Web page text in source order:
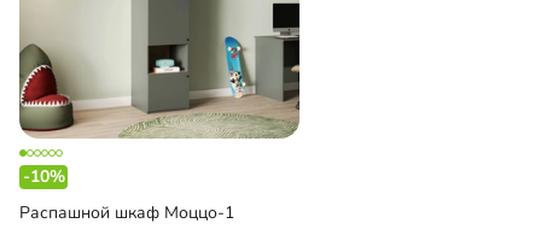
-10%
Распашной шкаф Моццо-1